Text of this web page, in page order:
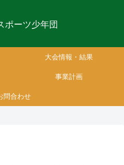
ポーツ少年団
大会情報・結果
事業計画
問合わせ